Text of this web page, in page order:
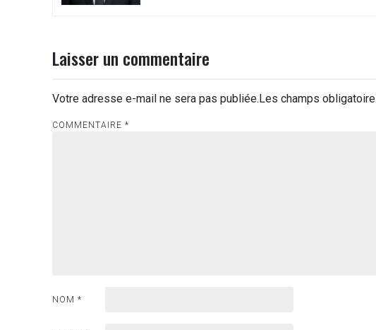
Laisser un commentaire
Votre adresse e-mail ne sera pas publiée. Les champs
COMMENTAIRE *
NOM *